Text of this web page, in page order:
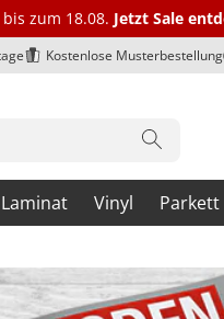
zum 18.08. Jetzt Sale
Kostenlose Musterbestellung
Laminat Vinyl Parkett